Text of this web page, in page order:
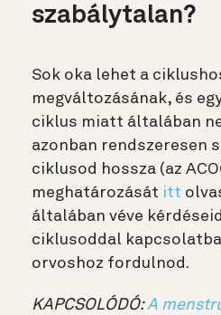
szabálytalan?
Sok oka lehet a
megváltozásának, és
ciklus miatt általában
azonban rendszeresen
ciklusod hossza (az
meghatározását itt
általában véve
ciklusoddal
orvoshoz fordulnod.
KAPCSOLÓDÓ:A